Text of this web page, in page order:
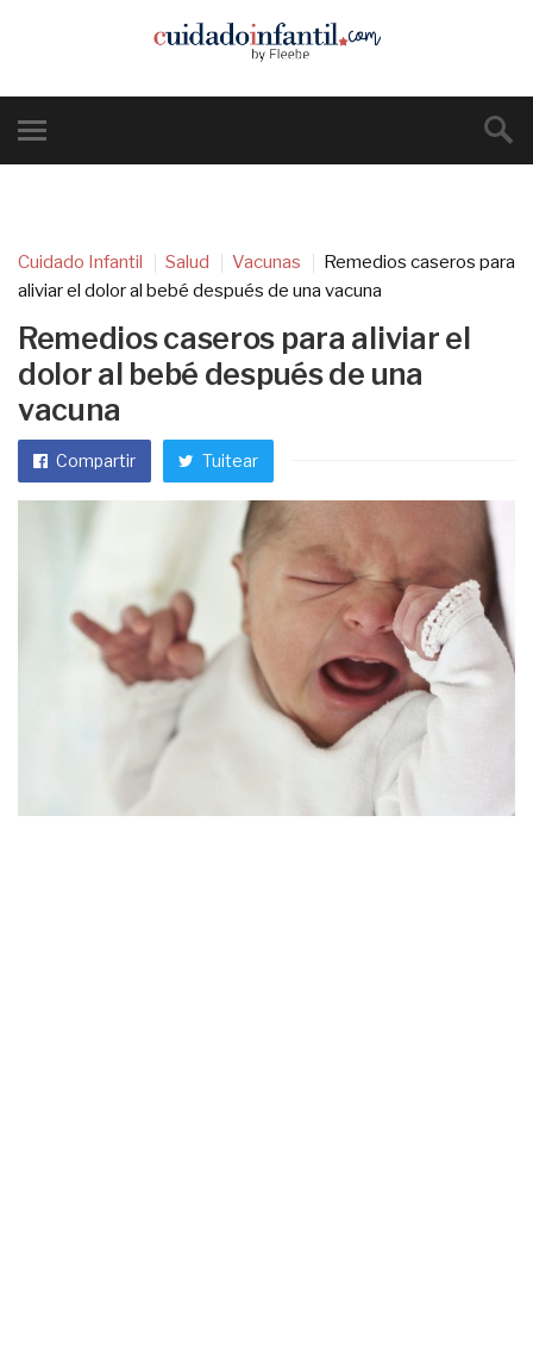
Cuidado Infantil Salud Vacunas
Remedios caseros para
aliviar el dolor al bebé después de una vacuna
Remedios caseros para aliviar el
dolor al bebé después de una
vacuna
Compartir Tuitear